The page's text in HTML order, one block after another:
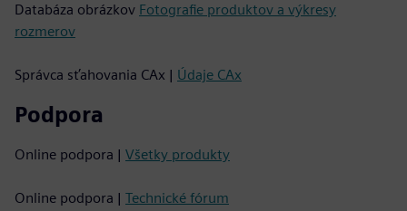
Databáza obrázkov Fotografie produktov a výkresy
rozmerov
Správca sťahovania CAx | Údaje CAx
Podpora
Online podpora | Všetky produkty
Online podpora | Technické fórum